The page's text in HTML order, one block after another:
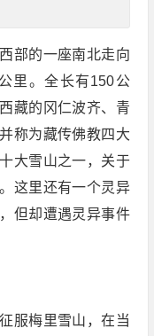
部的一座南北走向
里。全长有150公
藏的冈仁波齐、青
称为藏传佛教四大
大雪山之一，关于
这里还有一个灵异
但却遭遇灵异事件
服梅里雪山，在当